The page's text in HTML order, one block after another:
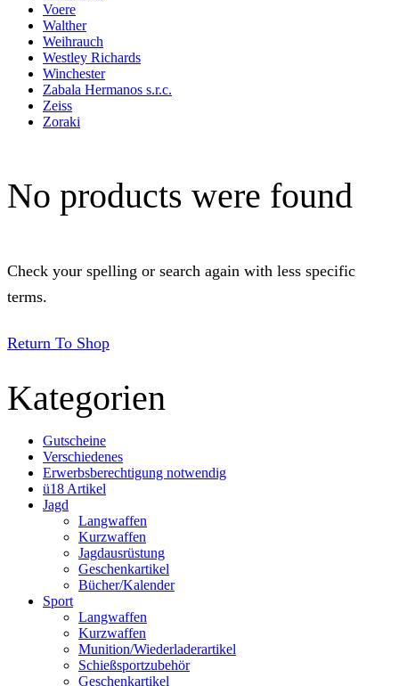
Voere
Walther
Weihrauch
Westley Richards
Winchester
Zabala Hermanos s.r.c.
Zeiss
Zoraki
No products were found
Check your spelling or search again with less specific
terms.
Return To Shop
Kategorien
Gutscheine
Verschiedenes
Erwerbsberechtigung notwendig
ü18 Artikel
Jagd
Langwaffen
Kurzwaffen
Jagdausrüstung
Geschenkartikel
Bücher/Kalender
Sport
Langwaffen
Kurzwaffen
Munition/Wiederladerartikel
Schießsportzubehör
Geschenkartikel